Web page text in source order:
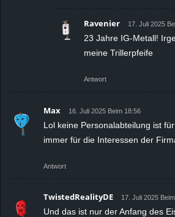
Ravenier 17. Juli 2025
23 Jahre IG-Metall!
meine Trillerpfeife
Antwort
Max 16. Juli 2025 Beim 18:56
Lol keine Personalabteilung ist
immer für die Interessen der
Antwort
TwistedRealityDE 17. Juli 2025
Und das ist nur der Anfang des